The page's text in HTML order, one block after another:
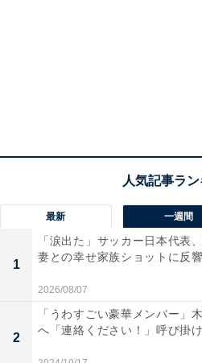
最新 一週間
1
「涙出た」サッカー日本代表
妻との幸せ家族ショットに反
2026/08/07
2
「うわすごい豪華メンバー」
へ「連絡ください！」呼び掛